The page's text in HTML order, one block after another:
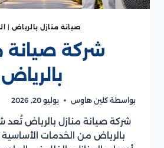
صيانة منازل بالرياض |
شركة صيانة
بالرياض
بواسطة كلين هاوس يوليو 20, 2026
شركة صيانة منازل بالرياض تُعد
بالرياض من الخدمات الأساسية